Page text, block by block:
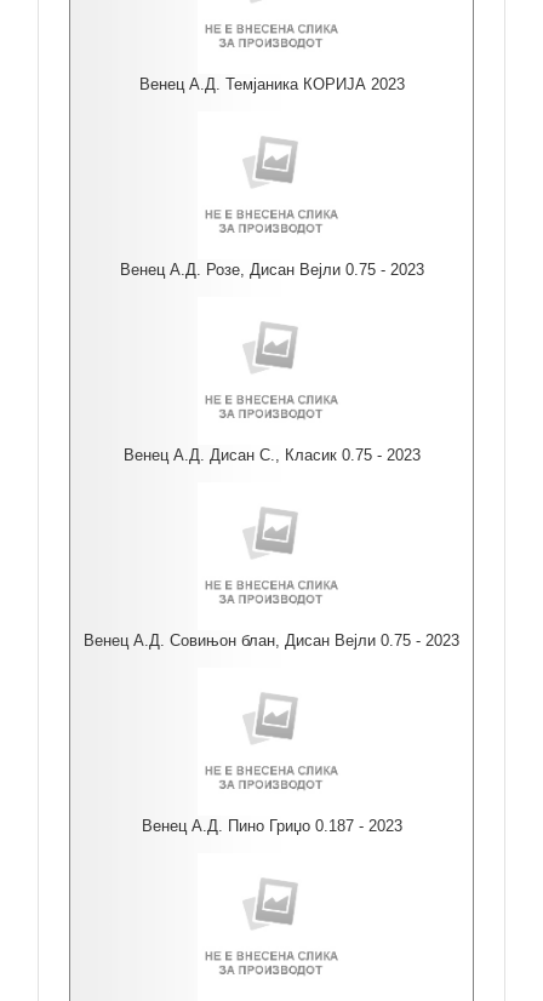
Венец А.Д. Темјаника КОРИЈА 2023
Венец А.Д. Розе, Дисан Вејли 0.75 - 2023
Венец А.Д. Дисан С., Класик 0.75 - 2023
Венец А.Д. Совињон блан, Дисан Вејли 0.75 - 2023
Венец А.Д. Пино Гриџо 0.187 - 2023